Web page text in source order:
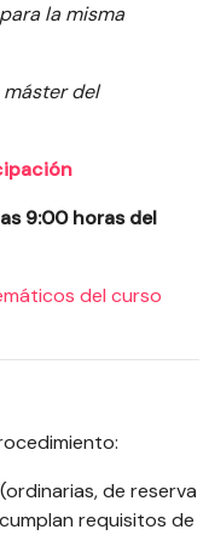
la misma
del
9:00 horas del
del curso
de reserva
requisitos de